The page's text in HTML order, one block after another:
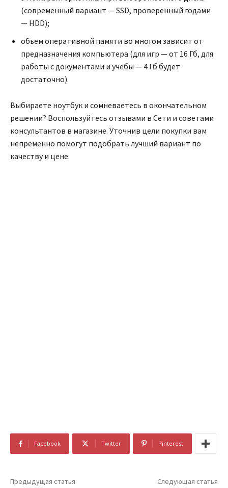
(современный вариант — SSD, проверенный годами
— HDD);
объем оперативной памяти во многом зависит от
предназначения компьютера (для игр — от 16 Гб, для
работы с документами и учебы — 4 Гб будет
достаточно).
Выбираете ноутбук и сомневаетесь в окончательном
решении? Воспользуйтесь отзывами в Сети и советами
консультантов в магазине. Уточнив цели покупки вам
непременно помогут подобрать лучший вариант по
качеству и цене.
Facebook Twitter Pinterest
Предыдущая статья Следующая статья